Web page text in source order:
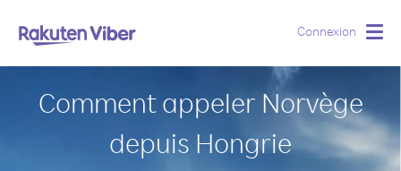
Connexion
Comment appeler Norvège
depuis Hongrie